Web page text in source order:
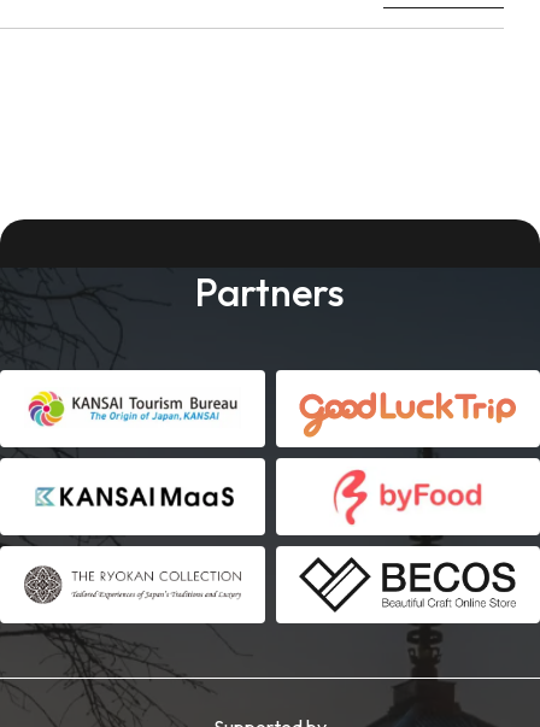
Partners